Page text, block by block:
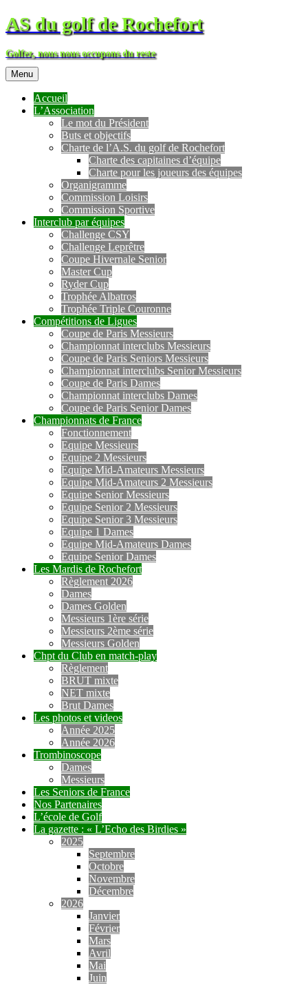
AS du golf de Rochefort
Golfez, nous nous occupons du reste
Menu
Accueil
L’Association
Le mot du Président
Buts et objectifs
Charte de l’A.S. du golf de Rochefort
Charte des capitaines d’équipe
Charte pour les joueurs des équipes
Organigramme
Commission Loisirs
Commission Sportive
Interclub par équipes
Challenge CSY
Challenge Leprêtre
Coupe Hivernale Senior
Master Cup
Ryder Cup
Trophée Albatros
Trophée Triple Couronne
Compétitions de Ligues
Coupe de Paris Messieurs
Championnat interclubs Messieurs
Coupe de Paris Seniors Messieurs
Championnat interclubs Senior Messieurs
Coupe de Paris Dames
Championnat interclubs Dames
Coupe de Paris Senior Dames
Championnats de France
Fonctionnement
Equipe Messieurs
Equipe 2 Messieurs
Equipe Mid-Amateurs Messieurs
Equipe Mid-Amateurs 2 Messieurs
Equipe Senior Messieurs
Equipe Senior 2 Messieurs
Equipe Senior 3 Messieurs
Equipe 1 Dames
Equipe Mid-Amateurs Dames
Equipe Senior Dames
Les Mardis de Rochefort
Règlement 2026
Dames
Dames Golden
Messieurs 1ère série
Messieurs 2ème série
Messieurs Golden
Chpt du Club en match-play
Règlement
BRUT mixte
NET mixte
Brut Dames
Les photos et videos
Année 2025
Année 2026
Trombinoscope
Dames
Messieurs
Les Seniors de France
Nos Partenaires
L’école de Golf
La gazette : « L’Echo des Birdies »
2025
Septembre
Octobre
Novembre
Décembre
2026
Janvier
Février
Mars
Avril
Mai
Juin